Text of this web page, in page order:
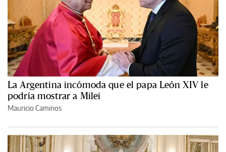
La Argentina incómoda que el papa León XIV le
podría mostrar a Milei
Mauricio Caminos